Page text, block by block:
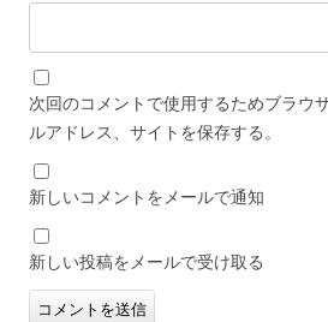
次回のコメントで使用するためブラウ
ルアドレス、サイトを保存する。
新しいコメントをメールで通知
新しい投稿をメールで受け取る